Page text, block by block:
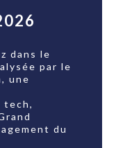
dans le
par le
une
tech,
du